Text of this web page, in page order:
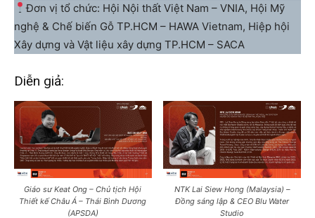
Đơn vị tổ chức: Hội Nội thất Việt Nam – VNIA, Hội Mỹ
nghệ & Chế biến Gỗ TP.HCM – HAWA Vietnam, Hiệp hội
Xây dựng và Vật liệu xây dựng TP.HCM – SACA
Diễn giả:
Giáo sư Keat Ong – Chủ tịch Hội
Thiết kế Châu Á – Thái Bình Dương
(APSDA)
NTK Lai Siew Hong (Malaysia) –
Đồng sáng lập & CEO Blu Water
Studio